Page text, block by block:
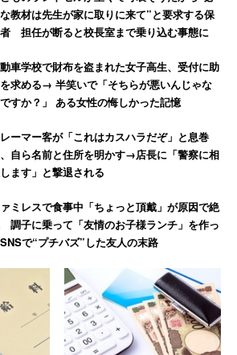
教材は先生が家に取りに来て”と要求する保
担任が断ると校長室まで乗り込む事態に
車学校で財布を盗まれた女子高生、受付に助
求める→ 半笑いで「そちらが悪いんじゃな
すか？」 ある女性の悔しかった記憶
ーマー客が「これはカスハラだぞ」と息巻
自ら名前と住所を明かす→店長に「警察に相
ます」と撃退される
ミレスで食事中「ちょっと頂戴」が原因で絶
調子に乗って「友情のお子様ランチ」を作っ
で“プチバズ”した友人の末路